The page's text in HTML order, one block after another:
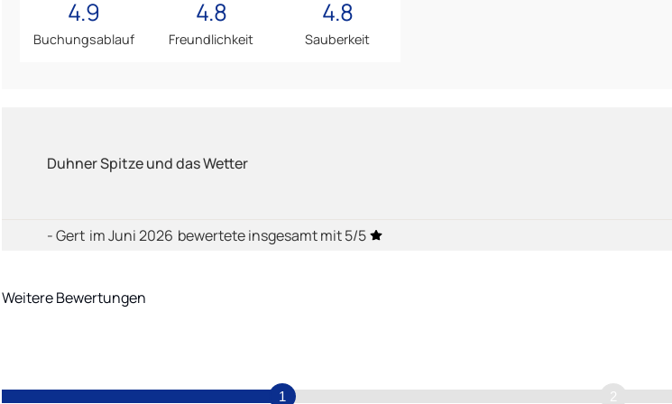
4.9
Buchungsablauf
4.8
Freundlichkeit
4.8
Sauberkeit
Duhner Spitze und das Wetter
- Gert im Juni 2026 bewertete insgesamt mit 5/5
Weitere Bewertungen